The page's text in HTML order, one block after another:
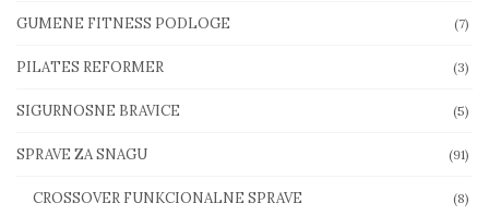
GUMENE FITNESS PODLOGE (7)
PILATES REFORMER (3)
SIGURNOSNE BRAVICE (5)
SPRAVE ZA SNAGU (91)
CROSSOVER FUNKCIONALNE SPRAVE (8)